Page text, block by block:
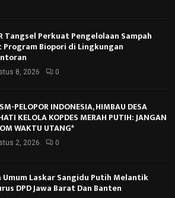
Tangsel Perkuat Pengelolaan Sampah
Program Biopori di Lingkungan
8, 2026 0
PELOPOR INDONESIA, HIMBAU DESA
KELOLA KOPDES MERAH PUTIH: JANGAN
WAKTU UTANG*
2, 2026 0
Umum Laskar Sangidu Putih Melantik
DPD Jawa Barat Dan Banten